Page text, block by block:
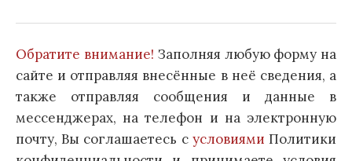
Обратите внимание! Заполняя любую форму на
сайте и отправляя внесённые в неё сведения, а
также отправляя сообщения и данные в
мессенджерах, на телефон и на электронную
почту, Вы соглашаетесь с условиями Политики